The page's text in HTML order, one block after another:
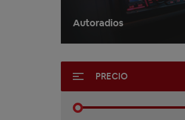
Autoradios
PRECIO